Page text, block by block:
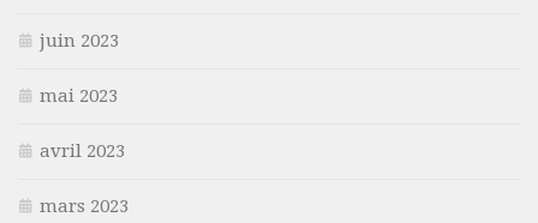
juin 2023
mai 2023
avril 2023
mars 2023